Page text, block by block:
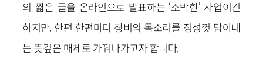
의 짧은 글을 온라인으로 발표하는 ‘소박한’ 사업이긴
하지만, 한편 한편마다 창비의 목소리를 정성껏 담아내
는 뜻깊은 매체로 가꿔나가고자 합니다.